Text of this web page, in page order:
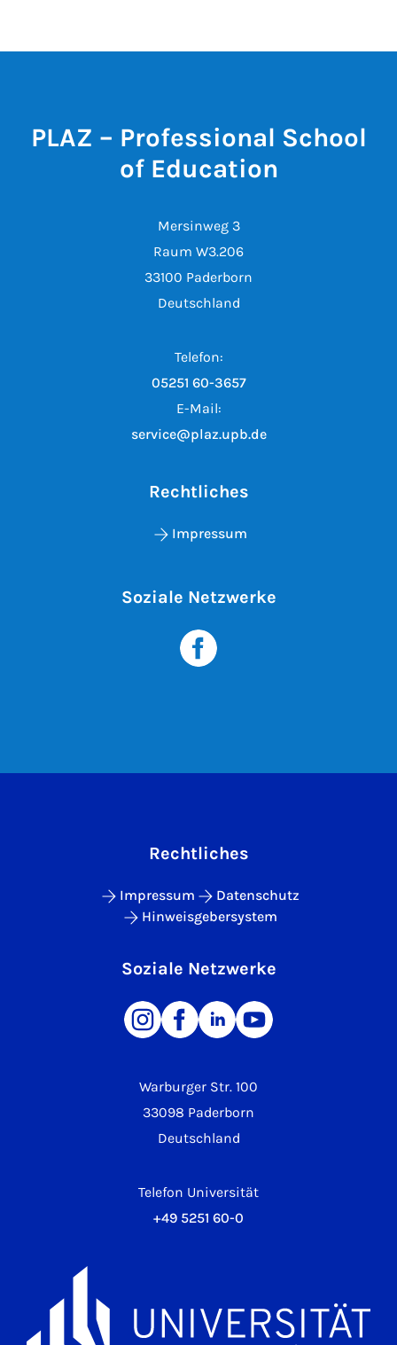
PLAZ – Professional School
of Education
Mersinweg 3
Raum W3.206
33100 Paderborn
Deutschland
Telefon:
05251 60-3657
E-Mail:
service@plaz.upb.de
Rechtliches
Impressum
Soziale Netzwerke
Warburger Str. 100
33098 Paderborn
Deutschland
Telefon Universität
+49 5251 60-0
Rechtliches
Impressum
Datenschutz
Hinweisgebersystem
Soziale Netzwerke